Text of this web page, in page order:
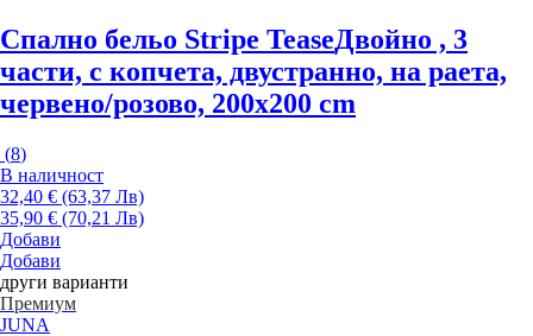
Спално бельо Stripe TeaseДвойно , 3
части, с копчета, двустранно, на раета,
червено/розово, 200x200 cm
(8)
В наличност
32,40 € (63,37 Лв)
35,90 € (70,21 Лв)
Добави
Добави
други варианти
Премиум
JUNA